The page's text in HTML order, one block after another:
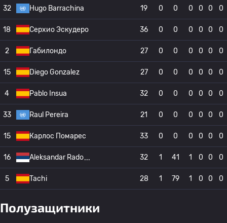
32 Hugo Barrachina 19 0 0 0 0 0 0
18 Серхио Эскудеро 36 0 0 0 0 0 0
2 Габилондо 27 0 0 0 0 0 0
15 Diego Gonzalez 27 0 0 0 0 0 0
4 Pablo Insua 32 0 0 0 0 0 0
33 Raul Pereira 21 0 0 0 0 0 0
15 Карлос Помарес 33 0 0 0 0 0 0
16 Aleksandar Rado 32 1 41 1 0 0 0
5 Tachi 28 1 79 1 0 0 0
Полузащитники